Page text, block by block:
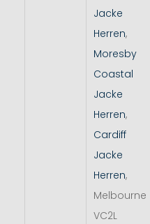
Jacke
Herren,
Moresby
Coastal
Jacke
Herren,
Cardiff
Jacke
Herren,
Melbourne
VC2L